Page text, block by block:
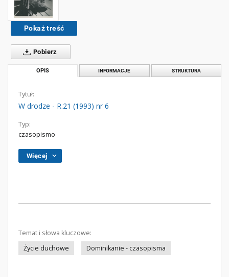
Pokaż treść
Pobierz
OPIS INFORMACJE STRUKTURA
Tytuł:
W drodze - R.21 (1993) nr 6
Typ:
czasopismo
Więcej
Temat i słowa kluczowe:
Życie duchowe
Dominikanie - czasopisma